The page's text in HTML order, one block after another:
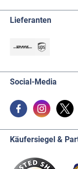
Lieferanten
Social-Media
Käufersiegel &